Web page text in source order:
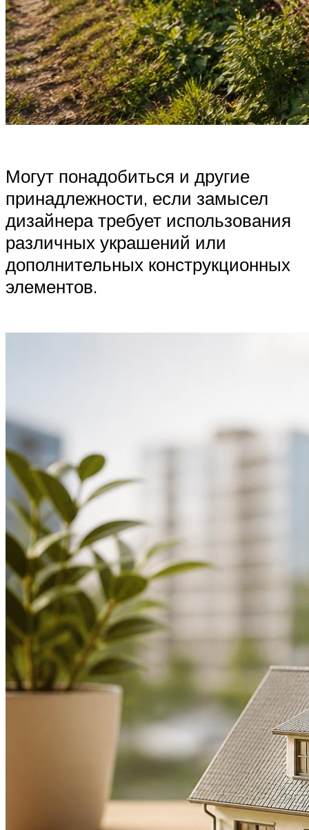
Могут понадобиться и другие
принадлежности, если замысел
дизайнера требует использования
различных украшений или
дополнительных конструкционных
элементов.